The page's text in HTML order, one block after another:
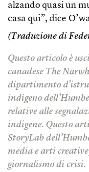
alzando quasi un
casa qui”, dice
(Traduzione di
Questo articolo è
canadese The
dipartimento
indigeno
relative alle
indigene. Questo
StoryLab
media e arti
giornalismo di crisi.